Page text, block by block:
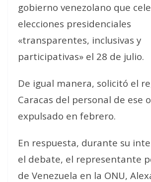
gobierno venezolano que
elecciones presidenciales
«transparentes, inclusivas y
participativas» el 28 de julio.
De igual manera, solicitó el
Caracas del personal de ese
expulsado en febrero.
En respuesta, durante su
el debate, el representante
de Venezuela en la ONU,